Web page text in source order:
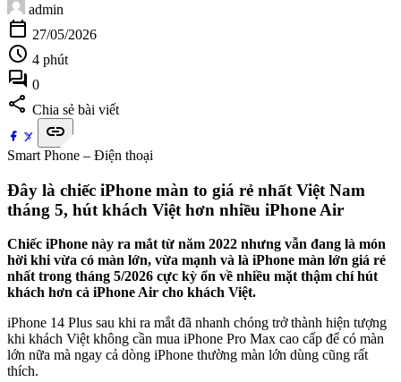
admin
calendar_today 27/05/2026
schedule 4 phút
forum 0
share Chia sẻ bài viết
link
Smart Phone – Điện thoại
Đây là chiếc iPhone màn to giá rẻ nhất Việt Nam
tháng 5, hút khách Việt hơn nhiều iPhone Air
Chiếc iPhone này ra mắt từ năm 2022 nhưng vẫn đang là món
hời khi vừa có màn lớn, vừa mạnh và là iPhone màn lớn giá rẻ
nhất trong tháng 5/2026 cực kỳ ổn về nhiều mặt thậm chí hút
khách hơn cả iPhone Air cho khách Việt.
iPhone 14 Plus sau khi ra mắt đã nhanh chóng trở thành hiện tượng
khi khách Việt không cần mua iPhone Pro Max cao cấp để có màn
lớn nữa mà ngay cả dòng iPhone thường màn lớn dùng cũng rất
thích.